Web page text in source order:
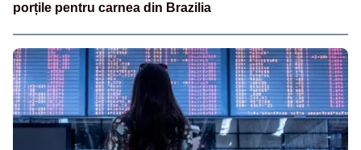
porțile pentru carnea din Brazilia